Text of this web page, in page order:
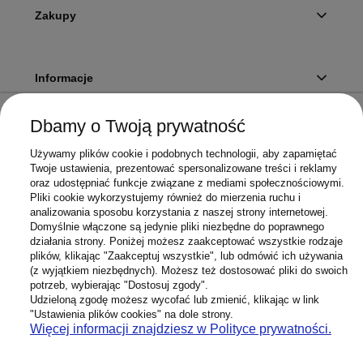
Zakupy
Informacje
Twoje konto
Sklep
Infolinia: 603 658 272
Mail:Sklep@Superbateria.pl
(pon-pt 8:00-15:30)
Dbamy o Twoją prywatność
Używamy plików cookie i podobnych technologii, aby zapamiętać
Twoje ustawienia, prezentować spersonalizowane treści i reklamy
oraz udostępniać funkcje związane z mediami społecznościowymi.
Pliki cookie wykorzystujemy również do mierzenia ruchu i
analizowania sposobu korzystania z naszej strony internetowej.
Domyślnie włączone są jedynie pliki niezbędne do poprawnego
działania strony. Poniżej możesz zaakceptować wszystkie rodzaje
plików, klikając "Zaakceptuj wszystkie", lub odmówić ich używania
(z wyjątkiem niezbędnych). Możesz też dostosować pliki do swoich
potrzeb, wybierając "Dostosuj zgody".
Udzieloną zgodę możesz wycofać lub zmienić, klikając w link
"Ustawienia plików cookies" na dole strony.
Więcej informacji znajdziesz w Polityce prywatności.